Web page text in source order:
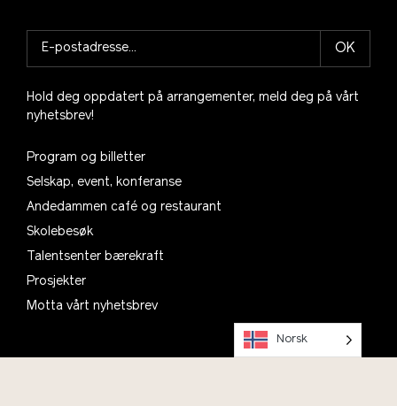
OK
Hold deg oppdatert på arrangementer, meld deg på vårt
nyhetsbrev!
Program og billetter
Selskap, event, konferanse
Andedammen café og restaurant
Skolebesøk
Talentsenter bærekraft
Prosjekter
Motta vårt nyhetsbrev
Norsk